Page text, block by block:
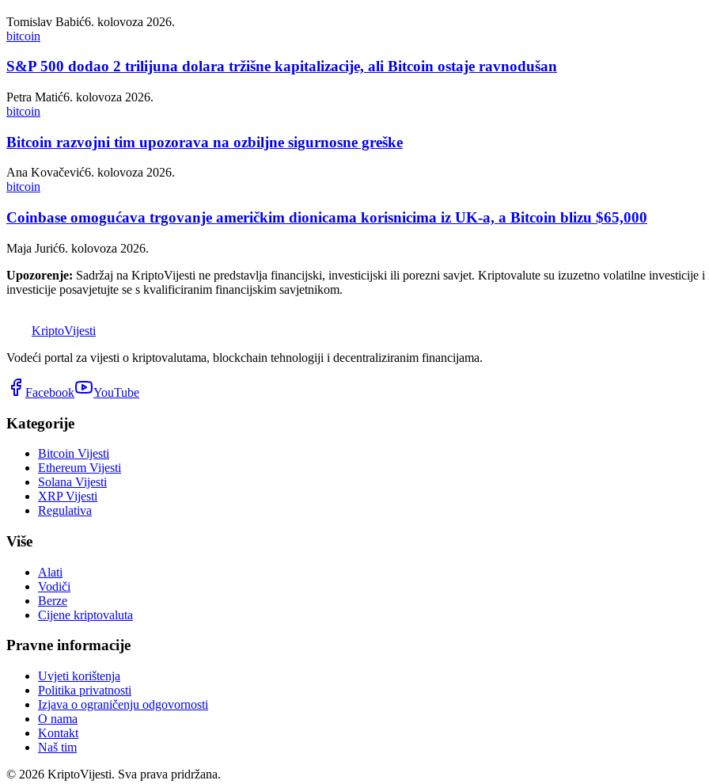
Tomislav Babić6. kolovoza 2026.
bitcoin
S&P 500 dodao 2 trilijuna dolara tržišne kapitalizacije, ali Bitcoin ostaje ravnodušan
Petra Matić6. kolovoza 2026.
bitcoin
Bitcoin razvojni tim upozorava na ozbiljne sigurnosne greške
Ana Kovačević6. kolovoza 2026.
bitcoin
Coinbase omogućava trgovanje američkim dionicama korisnicima iz UK-a, a Bitcoin blizu $65,000
Maja Jurić6. kolovoza 2026.
Upozorenje: Sadržaj na KriptoVijesti ne predstavlja financijski, investicijski ili porezni savjet. Kriptovalute su izuzetno volatilne
investicije posavjetujte se s kvalificiranim financijskim savjetnikom.
KriptoVijesti
Vodeći portal za vijesti o kriptovalutama, blockchain tehnologiji i decentraliziranim financijama.
Facebook YouTube
Kategorije
Bitcoin Vijesti
Ethereum Vijesti
Solana Vijesti
XRP Vijesti
Regulativa
Više
Alati
Vodiči
Berze
Cijene kriptovaluta
Pravne informacije
Uvjeti korištenja
Politika privatnosti
Izjava o ograničenju odgovornosti
O nama
Kontakt
Naš tim
© 2026 KriptoVijesti. Sva prava pridržana.